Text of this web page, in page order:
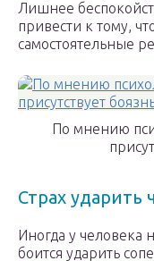
Лишнее
привести к тому,
самостоятельные
По мнению
Страх ударить
Иногда у человека
боится ударить